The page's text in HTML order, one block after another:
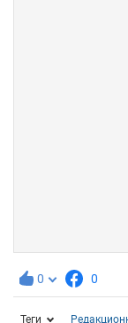
0 0
Теги